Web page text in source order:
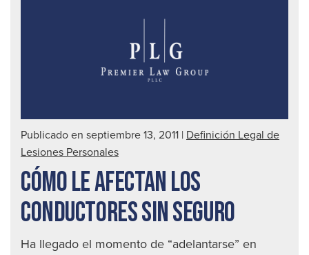
Publicado en septiembre 13, 2011 | Definición Legal de
Lesiones Personales
CÓMO LE AFECTAN LOS
CONDUCTORES SIN SEGURO
Ha llegado el momento de “adelantarse” en